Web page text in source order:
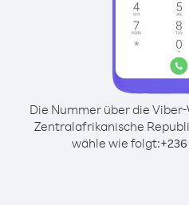
Die Nummer über die
Zentralafrikanische
wähle wie folgt:+236